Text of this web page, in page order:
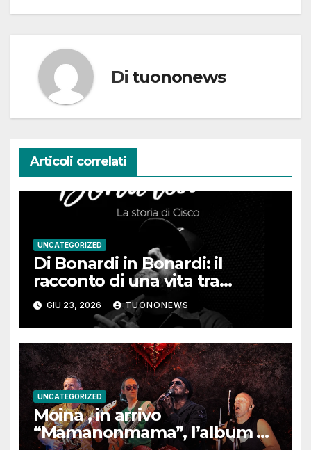
Di tuononews
Articoli correlati
UNCATEGORIZED
Di Bonardi in Bonardi: il
racconto di una vita tra
memoria, musica e identità
GIU 23, 2026 TUONONEWS
UNCATEGORIZED
Moina , in arrivo
“Mamanonmama”, l’album di